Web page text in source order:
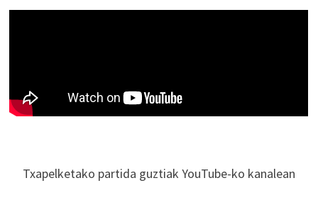
Txapelketako partida guztiak YouTube-ko kanalean